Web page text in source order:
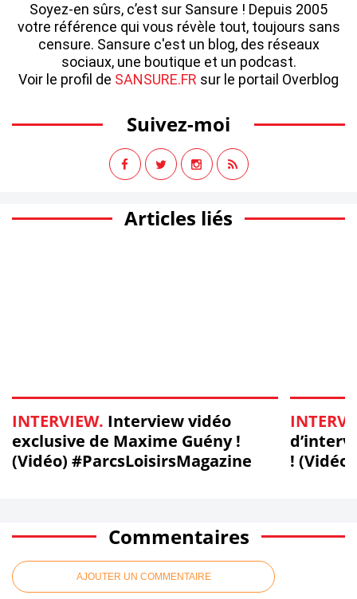
Soyez-en sûrs, c’est sur Sansure ! Depuis 2005
votre référence qui vous révèle tout, toujours sans
censure. Sansure c'est un blog, des réseaux
sociaux, une boutique et un podcast.
Voir le profil de SANSURE.FR sur le portail Overblog
Suivez-moi
Articles liés
INTERVIEW. Interview vidéo
exclusive de Maxime Guény !
(Vidéo) #ParcsLoisirsMagazine
!
Commentaires
AJOUTER UN COMMENTAIRE